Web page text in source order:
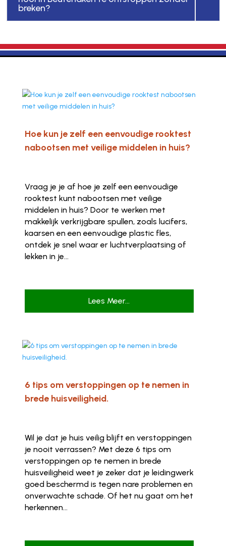
breken?
Hoe kun je zelf een eenvoudige rooktest
nabootsen met veilige middelen in huis?
Vraag je je af hoe je zelf een eenvoudige
rooktest kunt nabootsen met veilige
middelen in huis? Door te werken met
makkelijk verkrijgbare spullen, zoals lucifers,
kaarsen en een eenvoudige plastic fles,
ontdek je snel waar er luchtverplaatsing of
lekken in je...
Lees Meer...
6 tips om verstoppingen op te nemen in
brede huisveiligheid.
Wil je dat je huis veilig blijft en verstoppingen
je nooit verrassen? Met deze 6 tips om
verstoppingen op te nemen in brede
huisveiligheid weet je zeker dat je leidingwerk
goed beschermd is tegen nare problemen en
onverwachte schade. Of het nu gaat om het
herkennen...